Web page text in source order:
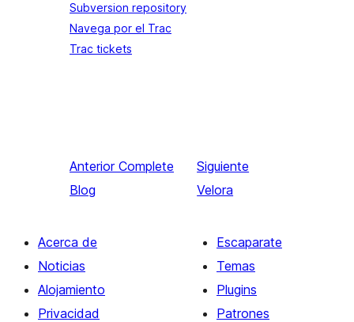
Subversion repository
Navega por el Trac
Trac tickets
Anterior Complete
Blog
Siguiente
Velora
Acerca de
Noticias
Alojamiento
Privacidad
Escaparate
Temas
Plugins
Patrones